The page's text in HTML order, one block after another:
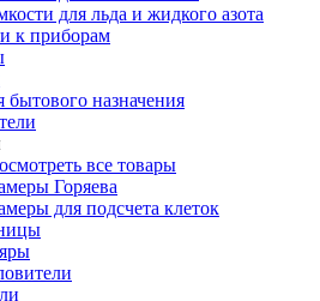
для льда и жидкого азота
к приборам
бытового назначения
все товары
Горяева
для подсчета клеток